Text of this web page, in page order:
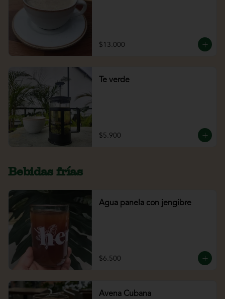
$13.000
Te verde
$5.900
Bebidas frías
Agua panela con jengibre
$6.500
Avena Cubana